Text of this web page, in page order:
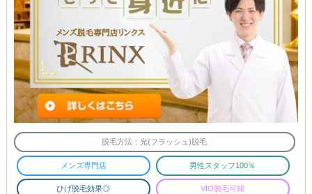
脱毛方法：光(フラッシュ)脱毛
メンズ専門店 男性スタッフ100％
ひげ脱毛効果◎ VIO脱毛可能